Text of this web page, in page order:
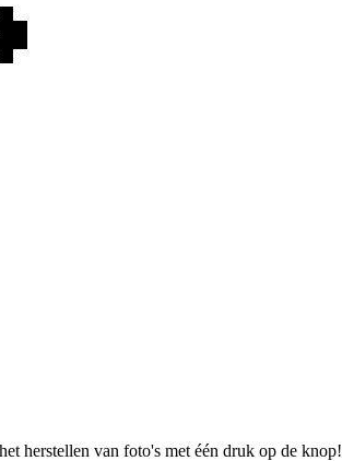
herstellen van foto's met één druk op de knop!